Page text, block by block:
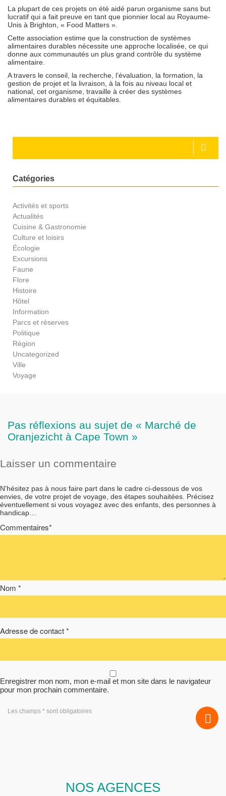
La plupart de ces projets on été aidé parun organisme sans but
lucratif qui a fait preuve en tant que pionnier local au Royaume-
Unis à Brighton, « Food Matters ».
Cette association estime que la construction de systèmes
alimentaires durables nécessite une approche localisée, ce qui
donne aux communautés un plus grand contrôle du système
alimentaire.
A travers le conseil, la recherche, l’évaluation, la formation, la
gestion de projet et la livraison, à la fois au niveau local et
national, cet organisme, travaille à créer des systèmes
alimentaires durables et équitables.
Catégories
Activités et sports
Actualités
Cuisine & Gastronomie
Culture et loisirs
Écologie
Excursions
Faune
Flore
Histoire
Hôtel
Information
Parcs et réserves
Politique
Région
Uncategorized
Ville
Voyage
Pas réflexions au sujet de « Marché de
Oranjezicht à Cape Town »
Laisser un commentaire
N'hésitez pas à nous faire part dans le cadre ci-dessous de vos
envies, de votre projet de voyage, des étapes souhaitées. Précisez
éventuellement si vous voyagez avec des enfants, des personnes à
handicap…
Commentaires*
Nom *
Adresse de contact *
Enregistrer mon nom, mon e-mail et mon site dans le navigateur
pour mon prochain commentaire.
Les champs * sont obligatoires
NOS AGENCES